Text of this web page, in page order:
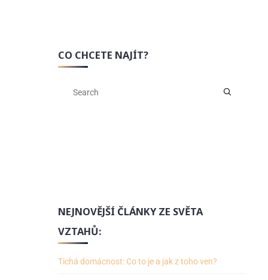
CO CHCETE NAJÍT?
NEJNOVĚJŠÍ ČLÁNKY ZE SVĚTA
VZTAHŮ:
Tichá domácnost: Co to je a jak z toho ven?